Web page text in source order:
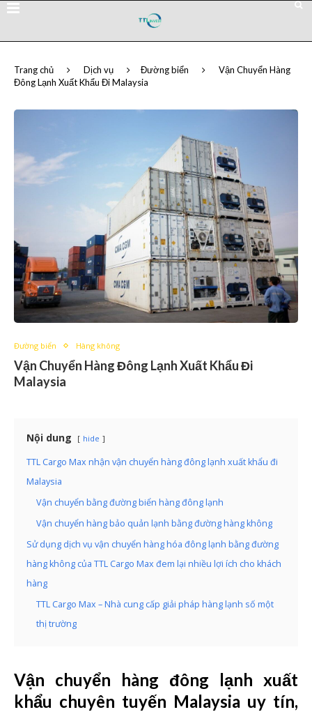
Trang chủ Dịch vụ Đường biển
Vận Chuyển Hàng
Đông Lạnh Xuất Khẩu Đi Malaysia
Đường biển Hàng không
Vận Chuyển Hàng Đông Lạnh Xuất Khẩu Đi
Malaysia
Nội dung hide
TTL Cargo Max nhận vận chuyển hàng đông lạnh xuất khẩu đi
Malaysia
Vận chuyển bằng đường biển hàng đông lạnh
Vận chuyển hàng bảo quản lạnh bằng đường hàng không
Sử dụng dịch vụ vận chuyển hàng hóa đông lạnh bằng đường
hàng không của TTL Cargo Max đem lại nhiều lợi ích cho khách
hàng
TTL Cargo Max – Nhà cung cấp giải pháp hàng lạnh số một
thị trường
Vận chuyển hàng đông lạnh xuất
khẩu chuyên tuyến Malaysia uy tín,